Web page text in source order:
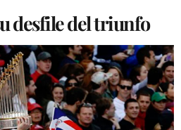
desfile del triunfo